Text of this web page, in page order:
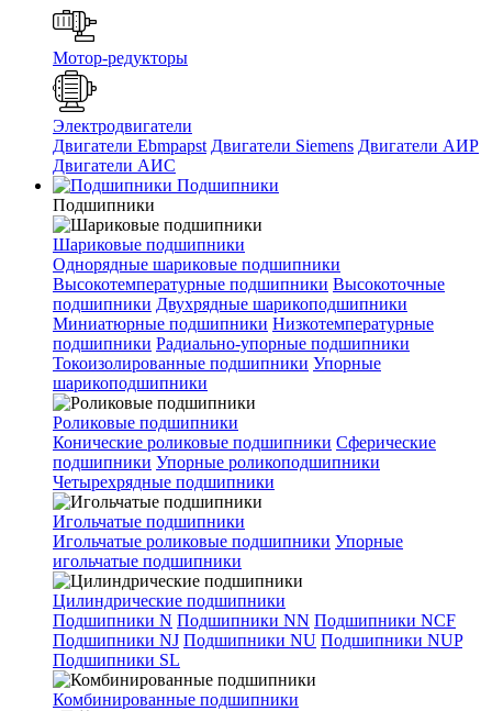
Мотор-редукторы
Электродвигатели
Двигатели Ebmpapst Двигатели Siemens Двигатели АИР
Двигатели АИС
Подшипники
Подшипники
Шариковые подшипники
Однорядные шариковые подшипники
Высокотемпературные подшипники Высокоточные
подшипники Двухрядные шарикоподшипники
Миниатюрные подшипники Низкотемпературные
подшипники Радиально-упорные подшипники
Токоизолированные подшипники Упорные
шарикоподшипники
Роликовые подшипники
Конические роликовые подшипники Сферические
подшипники Упорные роликоподшипники
Четырехрядные подшипники
Игольчатые подшипники
Игольчатые роликовые подшипники Упорные
игольчатые подшипники
Цилиндрические подшипники
Подшипники N Подшипники NN Подшипники NCF
Подшипники NJ Подшипники NU Подшипники NUP
Подшипники SL
Комбинированные подшипники